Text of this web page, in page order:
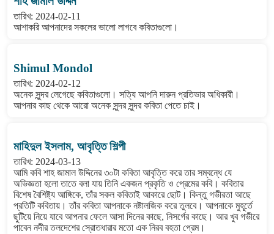
তারিখ: 2024-02-11
আশাকরি আপনাদের সকলের ভালো লাগবে কবিতাগুলো।
Shimul Mondol
তারিখ: 2024-02-12
অনেক সুন্দর লেগেছে কবিতাগুলো। সত্যি আপনি দারুন প্রতিভার অধিকারী।
আপনার কাছ থেকে আরো অনেক সুন্দর সুন্দর কবিতা পেতে চাই।
মাহিদুল ইসলাম, আবৃত্তি শিল্পী
তারিখ: 2024-03-13
আমি কবি শাহ জামাল উদ্দিনের ৩০টা কবিতা আবৃত্তি করে তার সম্বন্ধে যে
অভিজ্ঞতা হলো তাতে বলা যায় তিনি একজন প্রকৃতি ও প্রেমের কবি। কবিতার
বিশেষ বৈশিষ্ট্য আঙ্গিকে, তাঁর সকল কবিতাই আকারে ছোট। কিন্তু গভীরতা আছে
প্রতিটি কবিতায়। তাঁর কবিতা আপনাকে নষ্টালজিক করে তুলবে। আপনাকে মুহূর্তে
ছুটিয়ে নিয়ে যাবে আপনার ফেলে আসা দিনের কাছে, নিসর্গের কাছে। আর খুব গভীরে
পাবেন নদীর তলদেশের স্রোতধারার মতো এক নিরব বহতা প্রেম।